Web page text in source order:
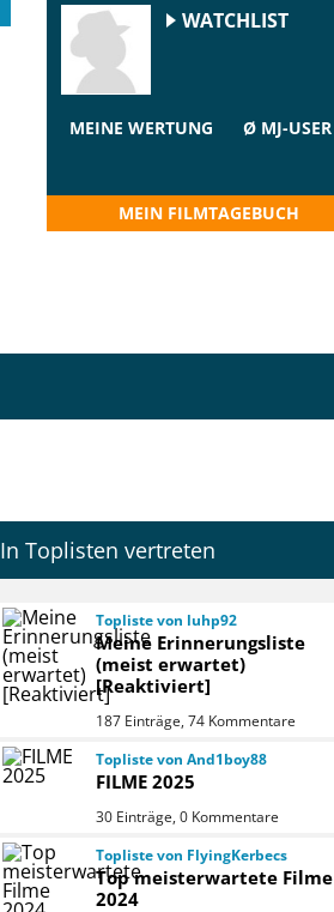
WATCHLIST
MEINE WERTUNG Ø MJ-USER
MEIN FILMTAGEBUCH
In Toplisten vertreten
Topliste von luhp92
Meine Erinnerungsliste
(meist erwartet)
[Reaktiviert]
187 Einträge, 74 Kommentare
Topliste von And1boy88
FILME 2025
30 Einträge, 0 Kommentare
Topliste von FlyingKerbecs
Top meisterwartete Filme
2024